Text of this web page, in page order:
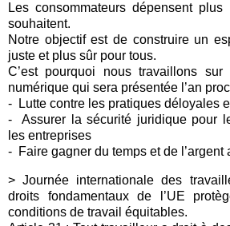
Les consommateurs dépensent plus
souhaitent.
Notre objectif est de construire un
juste et plus sûr pour tous.
C’est pourquoi nous travaillons
numérique qui sera présentée l’an
-
Lutte contre les pratiques déloyales
-
Assurer la sécurité juridique pour
les entreprises
- Faire gagner du temps et de l’argent
> Journée internationale des
droits fondamentaux de l’UE
conditions de travail équitables.